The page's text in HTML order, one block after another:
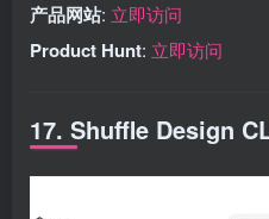
产品网站: 立即访问
Product Hunt: 立即访问
17. Shuffle Design